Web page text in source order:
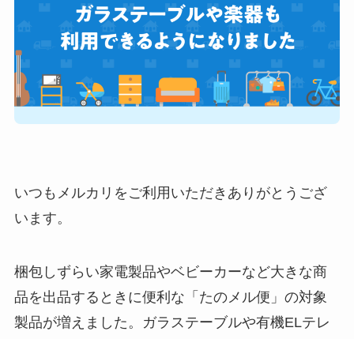
いつもメルカリをご利用いただきありがとうござ
います。
梱包しずらい家電製品やベビーカーなど大きな商
品を出品するときに便利な「たのメル便」の対象
製品が増えました。ガラステーブルや有機ELテレ